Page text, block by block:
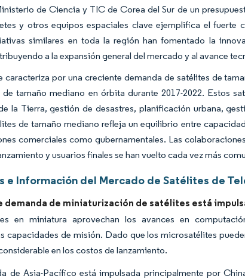
de Ciencia y TIC de Corea del Sur de un
y otros equipos espaciales clave ejemplifica el
similares en toda la región han fomentado la
a la expansión general del mercado y al avance
caracteriza por una creciente demanda de satélites de
tamaño mediano en órbita durante 2017-2022. Estos
la Tierra, gestión de desastres, planificación urbana,
de tamaño mediano refleja un equilibrio entre
comerciales como gubernamentales. Las
y usuarios finales se han vuelto cada vez más
e Información del Mercado de Satélites de
demanda de miniaturización de satélites está
en miniatura aprovechan los avances en
capacidades de misión. Dado que los microsatélites
en los costos de lanzamiento.
de Asia-Pacífico está impulsada principalmente por